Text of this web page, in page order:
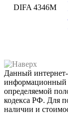
DIFA 4346М
Данный
информационный
определяемой
кодекса РФ. Для
наличии и